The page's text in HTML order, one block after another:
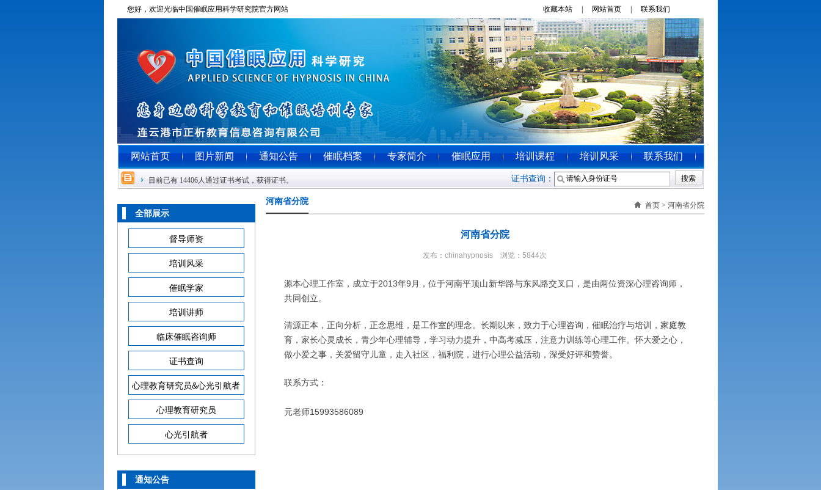
您好，欢迎光临中国催眠应用科学研究院官方网站！！！ 收藏本站 | 网站首页 | 联系我们
网站首页 图片新闻 通知公告 催眠档案 专家简介 催眠应用 培训课程 培训风采 联系我们
目前已有 14406人通过证书考试，获得证书。 证书查询：
全部展示
督导师资
培训风采
催眠学家
培训讲师
临床催眠咨询师
证书查询
心理教育研究员&心光引航者
心理教育研究员
心光引航者
通知公告
河南省分院 首页> 河南省分院
河南省分院
发布：chinahypnosis 浏览：5844次
源本心理工作室，成立于2013年9月，位于河南平顶山新华路与东风路交叉口，是由两位资深心理咨询师，
共同创立。
清源正本，正向分析，正念思维，是工作室的理念。长期以来，致力于心理咨询，催眠治疗与培训，家庭教
育，家长心灵成长，青少年心理辅导，学习动力提升，中高考减压，注意力训练等心理工作。怀大爱之心，
做小爱之事，关爱留守儿童，走入社区，福利院，进行心理公益活动，深受好评和赞誉。
联系方式：
元老师15993586089